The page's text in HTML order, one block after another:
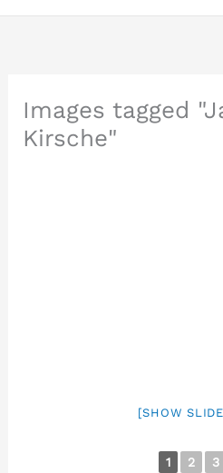
Images tagged
Kirsche"
[SHOW
1 2 3